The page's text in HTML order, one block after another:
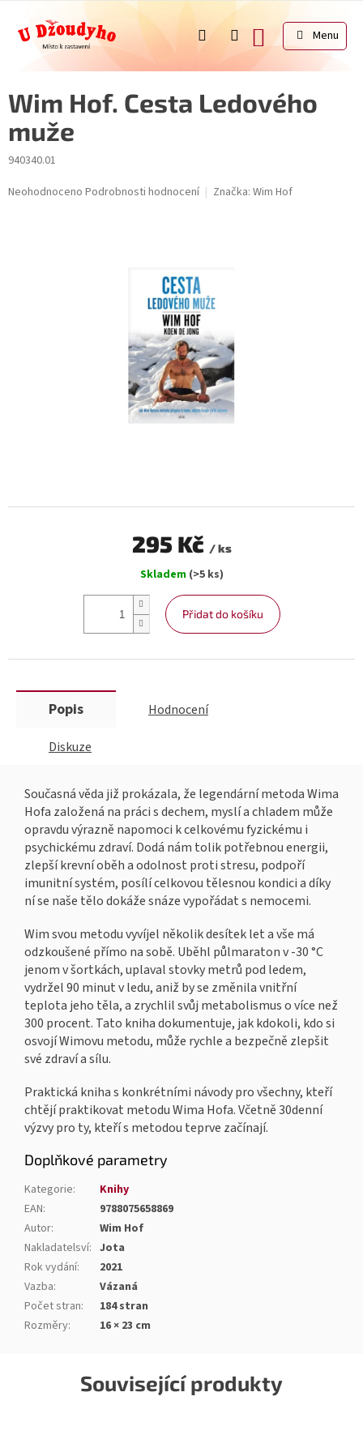
obsah
NÁKUPNÍ
KOŠÍK
Wim Hof. Cesta Ledového
muže
940340.01
Průměrné
Neohodnoceno Podrobnosti hodnocení Značka: Wim Hof
295 Kč / ks
cena:
Skladem (>5 ks)
Přidat do košíku
Související produkty
Popis Hodnocení
Diskuze
Současná věda již prokázala, že legendární metoda Wima
Hofa založená na práci s dechem, myslí a chladem může
opravdu výrazně napomoci k celkovému fyzickému i
psychickému zdraví. Dodá nám tolik potřebnou energii,
zlepší krevní oběh a odolnost proti stresu, podpoří
imunitní systém, posílí celkovou tělesnou kondici a díky
ní se naše tělo dokáže snáze vypořádat s nemocemi.
Wim svou metodu vyvíjel několik desítek let a vše má
odzkoušené přímo na sobě. Uběhl půlmaraton v -30 °C
jenom v šortkách, uplaval stovky metrů pod ledem,
vydržel 90 minut v ledu, aniž by se změnila vnitřní
teplota jeho těla, a zrychlil svůj metabolismus o více než
300 procent. Tato kniha dokumentuje, jak kdokoli, kdo si
osvojí Wimovu metodu, může rychle a bezpečně zlepšit
své zdraví a sílu.
Praktická kniha s konkrétními návody pro všechny, kteří
chtějí praktikovat metodu Wima Hofa. Včetně 30denní
výzvy pro ty, kteří s metodou teprve začínají.
Doplňkové parametry
Kategorie:
Knihy
EAN:
9788075658869
Autor:
Wim Hof
Nakladatelsví: Jota
Rok vydání:
2021
Vazba:
Vázaná
Počet stran:
184 stran
Rozměry: 16 × 23 cm